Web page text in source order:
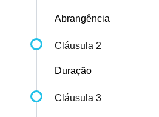
Abrangência
Cláusula 2
Duração
Cláusula 3